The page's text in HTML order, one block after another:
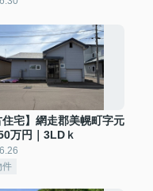
住宅】網走郡美幌町字元
万円｜3LDｋ
件